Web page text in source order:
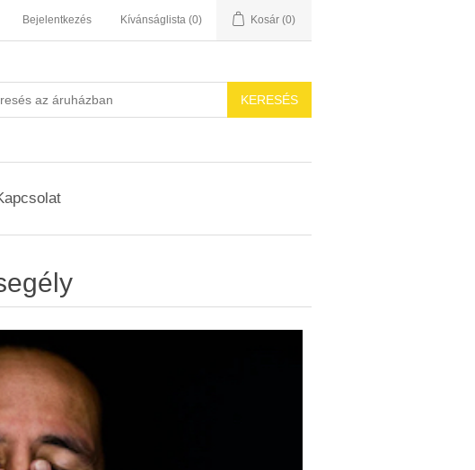
Bejelentkezés Kívánságlista (0) Kosár (0)